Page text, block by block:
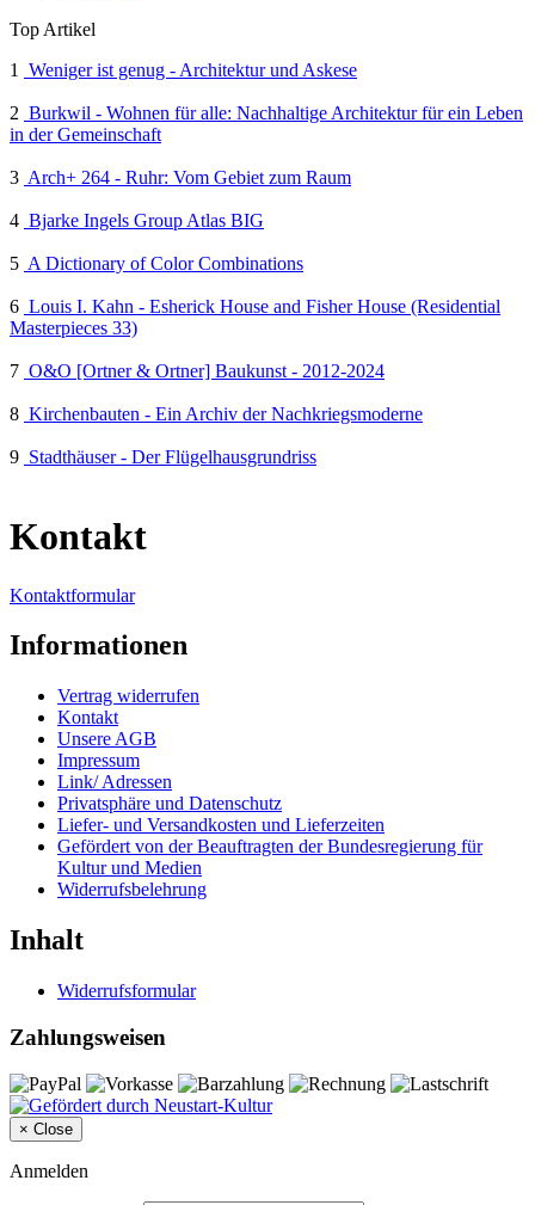
Top Artikel
1
Weniger ist genug - Architektur und Askese
2 Burkwil - Wohnen für alle: Nachhaltige Architektur für ein Leben
in der Gemeinschaft
3 Arch+ 264 - Ruhr: Vom Gebiet zum Raum
4 Bjarke Ingels Group Atlas BIG
5 A Dictionary of Color Combinations
6 Louis I. Kahn - Esherick House and Fisher House (Residential
Masterpieces 33)
7 O&O [Ortner & Ortner] Baukunst - 2012-2024
8 Kirchenbauten - Ein Archiv der Nachkriegsmoderne
9 Stadthäuser - Der Flügelhausgrundriss
Kontakt
Kontaktformular
Informationen
Vertrag widerrufen
Kontakt
Unsere AGB
Impressum
Link/ Adressen
Privatsphäre und Datenschutz
Liefer- und Versandkosten und Lieferzeiten
Gefördert von der Beauftragten der Bundesregierung für
Kultur und Medien
Widerrufsbelehrung
Inhalt
Widerrufsformular
Zahlungsweisen
× Close
Anmelden